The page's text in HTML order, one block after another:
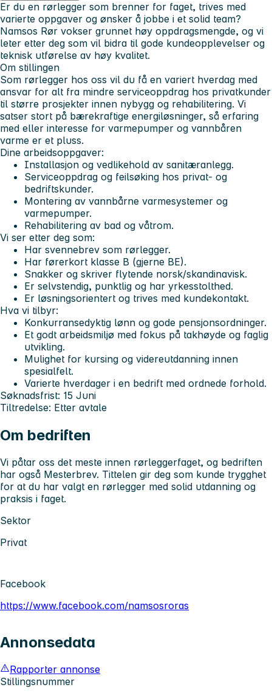
Er du en rørlegger som brenner for faget, trives med
varierte oppgaver og ønsker å jobbe i et solid team?
Namsos Rør vokser grunnet høy oppdragsmengde, og vi
leter etter deg som vil bidra til gode kundeopplevelser og
teknisk utførelse av høy kvalitet.
Om stillingen
Som rørlegger hos oss vil du få en variert hverdag med
ansvar for alt fra mindre serviceoppdrag hos privatkunder
til større prosjekter innen nybygg og rehabilitering. Vi
satser stort på bærekraftige energiløsninger, så erfaring
med eller interesse for varmepumper og vannbåren
varme er et pluss.
Dine arbeidsoppgaver:
Installasjon og vedlikehold av sanitæranlegg.
Serviceoppdrag og feilsøking hos privat- og
bedriftskunder.
Montering av vannbårne varmesystemer og
varmepumper.
Rehabilitering av bad og våtrom.
Vi ser etter deg som:
Har svennebrev som rørlegger.
Har førerkort klasse B (gjerne BE).
Snakker og skriver flytende norsk/skandinavisk.
Er selvstendig, punktlig og har yrkesstolthed.
Er løsningsorientert og trives med kundekontakt.
Hva vi tilbyr:
Konkurransedyktig lønn og gode pensjonsordninger.
Et godt arbeidsmiljø med fokus på takhøyde og faglig
utvikling.
Mulighet for kursing og videreutdanning innen
spesialfelt.
Varierte hverdager i en bedrift med ordnede forhold.
Søknadsfrist: 15 Juni
Tiltredelse: Etter avtale
Om bedriften
Vi påtar oss det meste innen rørleggerfaget, og bedriften
har også Mesterbrev. Tittelen gir deg som kunde trygghet
for at du har valgt en rørlegger med solid utdanning og
praksis i faget.
Sektor
Privat
Facebook
https://www.facebook.com/namsosroras
Annonsedata
Rapporter annonse
Stillingsnummer